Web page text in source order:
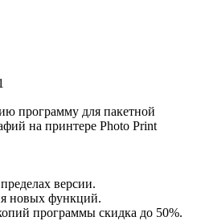
программу для пакетной
на принтере Photo Print
версии.
новых функций.
программы скидка до 50%.